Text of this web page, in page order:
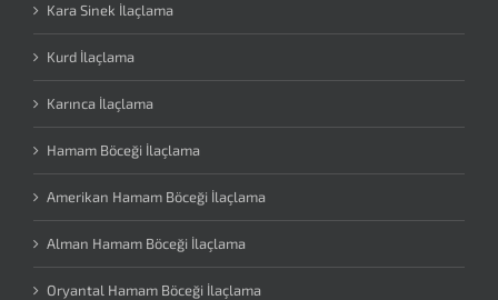
Kara Sinek İlaçlama
Kurd İlaçlama
Karınca İlaçlama
Hamam Böceği İlaçlama
Amerikan Hamam Böceği İlaçlama
Alman Hamam Böceği İlaçlama
Oryantal Hamam Böceği İlaçlama